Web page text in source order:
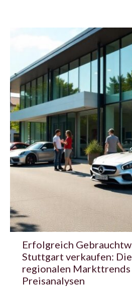
Erfolgreich
Stuttgart verkaufen:
regionalen Markttrends
Preisanalysen